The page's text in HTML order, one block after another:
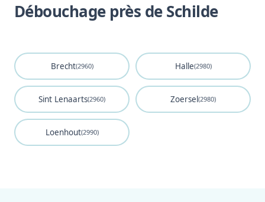
Débouchage près de Schilde
Brecht(2960) Halle(2980)
Sint Lenaarts(2960) Zoersel(2980)
Loenhout(2990)